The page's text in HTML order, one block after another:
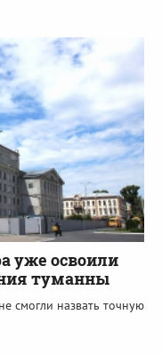
уже освоили
туманны
смогли назвать точную